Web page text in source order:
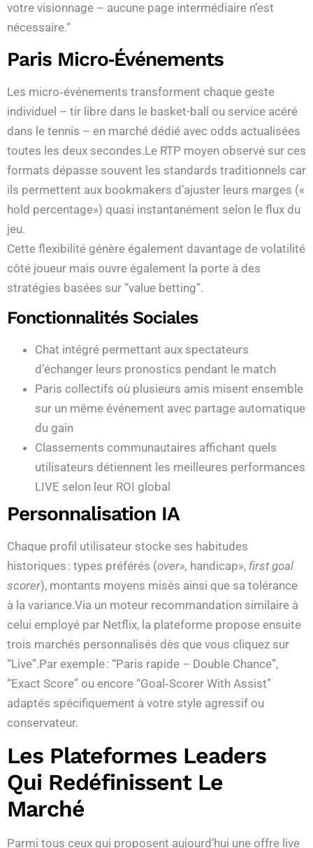
votre visionnage – aucune page intermédiaire n’est
nécessaire.“
Paris Micro‑événements
Les micro‑événements transforment chaque geste
individuel – tir libre dans le basket-ball ou service acéré
dans le tennis – en marché dédié avec odds actualisées
toutes les deux secondes.Le RTP moyen observé sur ces
formats dépasse souvent les standards traditionnels car
ils permettent aux bookmakers d’ajuster leurs marges («​
hold percentage​») quasi instantanément selon le flux du
jeu.
Cette flexibilité génère également davantage de volatilité
côté joueur mais ouvre également la porte à des
stratégies basées sur “value betting”.
Fonctionnalités Sociales
Chat intégré permettant aux spectateurs
d’échanger leurs pronostics pendant le match
Paris collectifs où plusieurs amis misent ensemble
sur un même événement avec partage automatique
du gain
Classements communautaires affichant quels
utilisateurs détiennent les meilleures performances
LIVE selon leur ROI global
Personnalisation IA
Chaque profil utilisateur stocke ses habitudes
historiques : types préférés (over», handicap», first goal
scorer), montants moyens misés ainsi que sa tolérance
à la variance.Via un moteur recommandation similaire à
celui employé par Netflix, la plateforme propose ensuite
trois marchés personnalisés dès que vous cliquez sur
“Live”.Par exemple : “Paris rapide – Double Chance”,
“Exact Score” ou encore “Goal‑Scorer With Assist”
adaptés spécifiquement à votre style agressif ou
conservateur.
Les Plateformes Leaders
Qui Redéfinissent Le
Marché
Parmi tous ceux qui proposent aujourd’hui une offre live